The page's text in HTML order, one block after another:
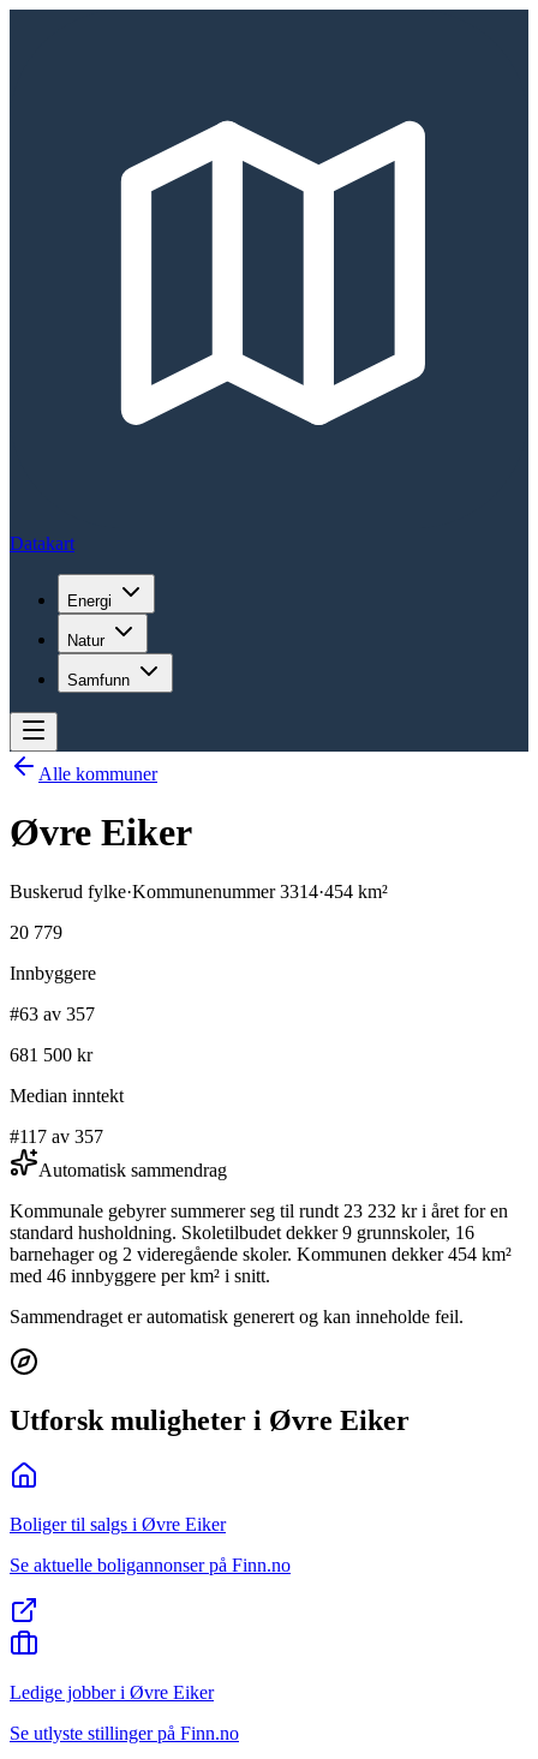
Datakart
Energi
Natur
Samfunn
Alle kommuner
Øvre Eiker
Buskerud fylke·Kommunenummer3314·454 km²
20 779
Innbyggere
#63 av 357
681 500 kr
Median inntekt
#117 av 357
Automatisk sammendrag
Kommunale gebyrer summerer seg til rundt 23 232 kr i året for en
standard husholdning. Skoletilbudet dekker 9 grunnskoler, 16
barnehager og 2 videregående skoler. Kommunen dekker 454 km²
med 46 innbyggere per km² i snitt.
Sammendraget er automatisk generert og kan inneholde feil.
Utforsk muligheter i Øvre Eiker
Boliger til salgs i Øvre Eiker
Se aktuelle boligannonser på Finn.no
Ledige jobber i Øvre Eiker
Se utlyste stillinger på Finn.no